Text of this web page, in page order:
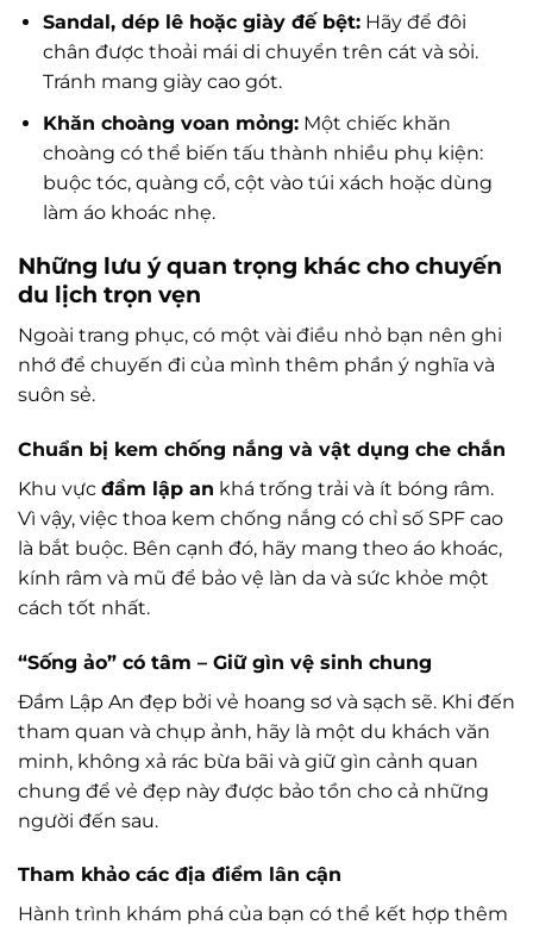
Sandal, dép lê hoặc giày đế bệt:Hãy để đôi
chân được thoải mái di chuyển trên cát và sỏi.
Tránh mang giày cao gót.
Khăn choàng voan mỏng:Một chiếc khăn
choàng có thể biến tấu thành nhiều phụ kiện:
buộc tóc, quàng cổ, cột vào túi xách hoặc dùng
làm áo khoác nhẹ.
Những lưu ý quan trọng khác cho chuyến
du lịch trọn vẹn
Ngoài trang phục, có một vài điều nhỏ bạn nên ghi
nhớ để chuyến đi của mình thêm phần ý nghĩa và
suôn sẻ.
Chuẩn bị kem chống nắng và vật dụng che chắn
Khu vực đầm lập an khá trống trải và ít bóng râm.
Vì vậy, việc thoa kem chống nắng có chỉ số SPF cao
là bắt buộc. Bên cạnh đó, hãy mang theo áo khoác,
kính râm và mũ để bảo vệ làn da và sức khỏe một
cách tốt nhất.
“Sống ảo” có tâm – Giữ gìn vệ sinh chung
Đầm Lập An đẹp bởi vẻ hoang sơ và sạch sẽ. Khi đến
tham quan và chụp ảnh, hãy là một du khách văn
minh, không xả rác bừa bãi và giữ gìn cảnh quan
chung để vẻ đẹp này được bảo tồn cho cả những
người đến sau.
Tham khảo các địa điểm lân cận
Hành trình khám phá của bạn có thể kết hợp thêm